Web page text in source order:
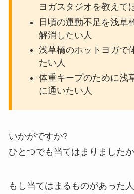
ヨガスタジオを教えて
日頃の運動不足を浅草
解消したい人
浅草橋のホットヨガで
たい人
体重キープのために浅
に通いたい人
いかがですか?
ひとつでも当てはまりました
もし当てはまるものがあった